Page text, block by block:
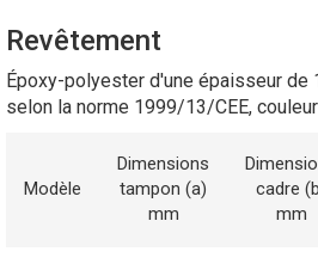
Revêtement
Époxy-polyester d'une épaisseur de
selon la norme 1999/13/CEE,
Modèle
Dimensions
tampon (a)
mm
cadre
mm